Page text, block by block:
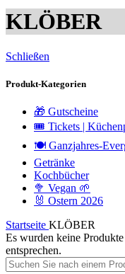
KLÖBER
Schließen
Produkt-Kategorien
🎁 Gutscheine
🎟️ Tickets |
🍽️ Ganzjahres-
Getränke
Kochbücher
🥦 Vegan 🌱
🐰 Ostern 2026
Startseite KLÖBER
Es wurden keine
entsprechen.